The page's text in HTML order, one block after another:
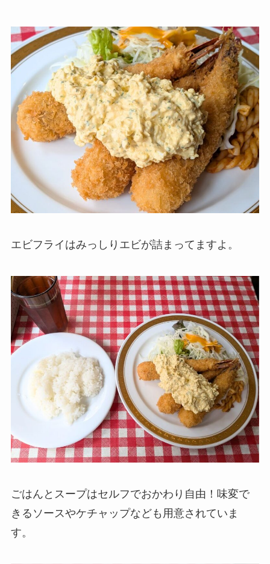
エビフライはみっしりエビが詰まってますよ。
ごはんとスープはセルフでおかわり自由！味変で
きるソースやケチャップなども用意されていま
す。